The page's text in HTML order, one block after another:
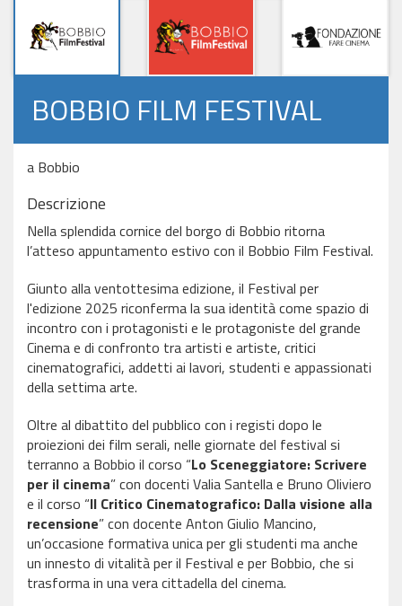
BOBBIO FILM FESTIVAL
a Bobbio
Descrizione
Nella splendida cornice del borgo di Bobbio ritorna
l’atteso appuntamento estivo con il Bobbio Film Festival.
Giunto alla ventottesima edizione, il Festival per
l'edizione 2025 riconferma la sua identità come spazio di
incontro con i protagonisti e le protagoniste del grande
Cinema e di confronto tra artisti e artiste, critici
cinematografici, addetti ai lavori, studenti e appassionati
della settima arte.
Oltre al dibattito del pubblico con i registi dopo le
proiezioni dei film serali, nelle giornate del festival si
terranno a Bobbio il corso “Lo Sceneggiatore: Scrivere
per il cinema” con docenti Valia Santella e Bruno Oliviero
e il corso “Il Critico Cinematografico: Dalla visione alla
recensione” con docente Anton Giulio Mancino,
un’occasione formativa unica per gli studenti ma anche
un innesto di vitalità per il Festival e per Bobbio, che si
trasforma in una vera cittadella del cinema.